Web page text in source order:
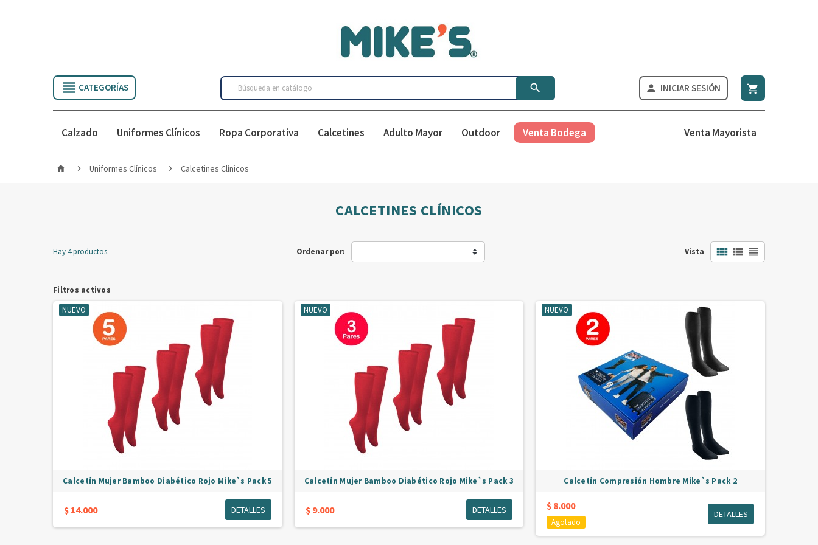
 CATEGORÍAS   INICIAR SESIÓN 
Calzado Uniformes Clínicos Ropa Corporativa Calcetines Adulto Mayor Outdoor Venta Bodega Venta Mayorista
  Uniformes Clínicos  Calcetines Clínicos
CALCETINES CLÍNICOS
Hay 4 productos. Ordenar por: Vista   
Filtros activos
NUEVO
Calcetín Mujer Bamboo Diabético Rojo Mike`s Pack 5
$ 14.000 DETALLES
NUEVO
Calcetín Mujer Bamboo Diabético Rojo Mike`s Pack 3
$ 9.000 DETALLES
NUEVO
Calcetín Compresión Hombre Mike`s Pack 2
$ 8.000
Agotado
DETALLES